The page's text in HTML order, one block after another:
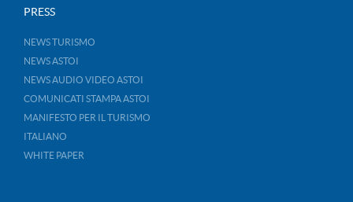
PRESS
NEWS TURISMO
NEWS ASTOI
NEWS AUDIO VIDEO ASTOI
COMUNICATI STAMPA ASTOI
MANIFESTO PER IL TURISMO
ITALIANO
WHITE PAPER